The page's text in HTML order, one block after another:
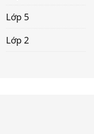
Lớp 5
Lớp 2